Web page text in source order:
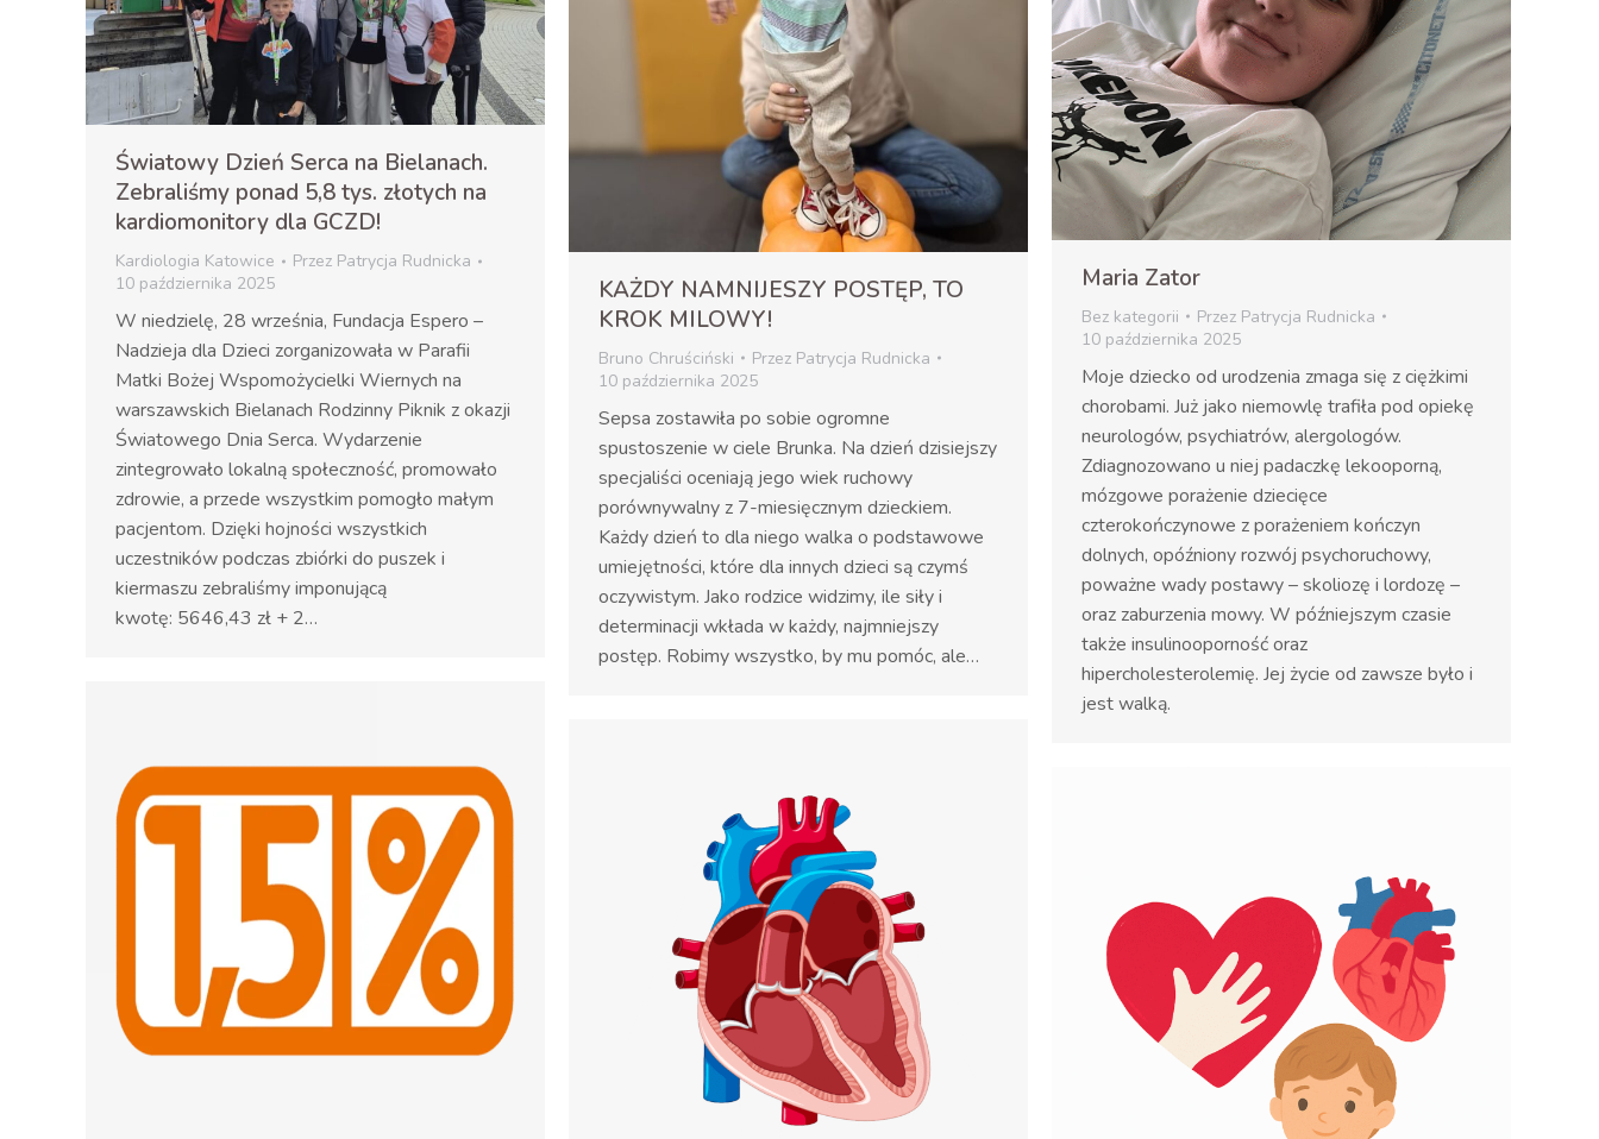
Światowy Dzień Serca na Bielanach.
Zebraliśmy ponad 5,8 tys. złotych na
kardiomonitory dla GCZD!
Kardiologia Katowice Przez Patrycja Rudnicka
10 października 2025
W niedzielę, 28 września, Fundacja Espero –
Nadzieja dla Dzieci zorganizowała w Parafii
Matki Bożej Wspomożycielki Wiernych na
warszawskich Bielanach Rodzinny Piknik z okazji
Światowego Dnia Serca. Wydarzenie
zintegrowało lokalną społeczność, promowało
zdrowie, a przede wszystkim pomogło małym
pacjentom. Dzięki hojności wszystkich
uczestników podczas zbiórki do puszek i
kiermaszu zebraliśmy imponującą
kwotę: 5646,43 zł + 2…
Maria Zator
Bez kategorii Przez Patrycja Rudnicka
10 października 2025
Moje dziecko od urodzenia zmaga się z ciężkimi
chorobami. Już jako niemowlę trafiła pod opiekę
neurologów, psychiatrów, alergologów.
Zdiagnozowano u niej padaczkę lekooporną,
mózgowe porażenie dziecięce
czterokończynowe z porażeniem kończyn
dolnych, opóźniony rozwój psychoruchowy,
poważne wady postawy – skoliozę i lordozę –
oraz zaburzenia mowy. W późniejszym czasie
także insulinooporność oraz
hipercholesterolemię. Jej życie od zawsze było i
jest walką.
KAŻDY NAMNIJESZY POSTĘP, TO
KROK MILOWY!
Bruno Chruściński Przez Patrycja Rudnicka
10 października 2025
Sepsa zostawiła po sobie ogromne
spustoszenie w ciele Brunka. Na dzień dzisiejszy
specjaliści oceniają jego wiek ruchowy
porównywalny z 7-miesięcznym dzieckiem.
Każdy dzień to dla niego walka o podstawowe
umiejętności, które dla innych dzieci są czymś
oczywistym. Jako rodzice widzimy, ile siły i
determinacji wkłada w każdy, najmniejszy
postęp. Robimy wszystko, by mu pomóc, ale…